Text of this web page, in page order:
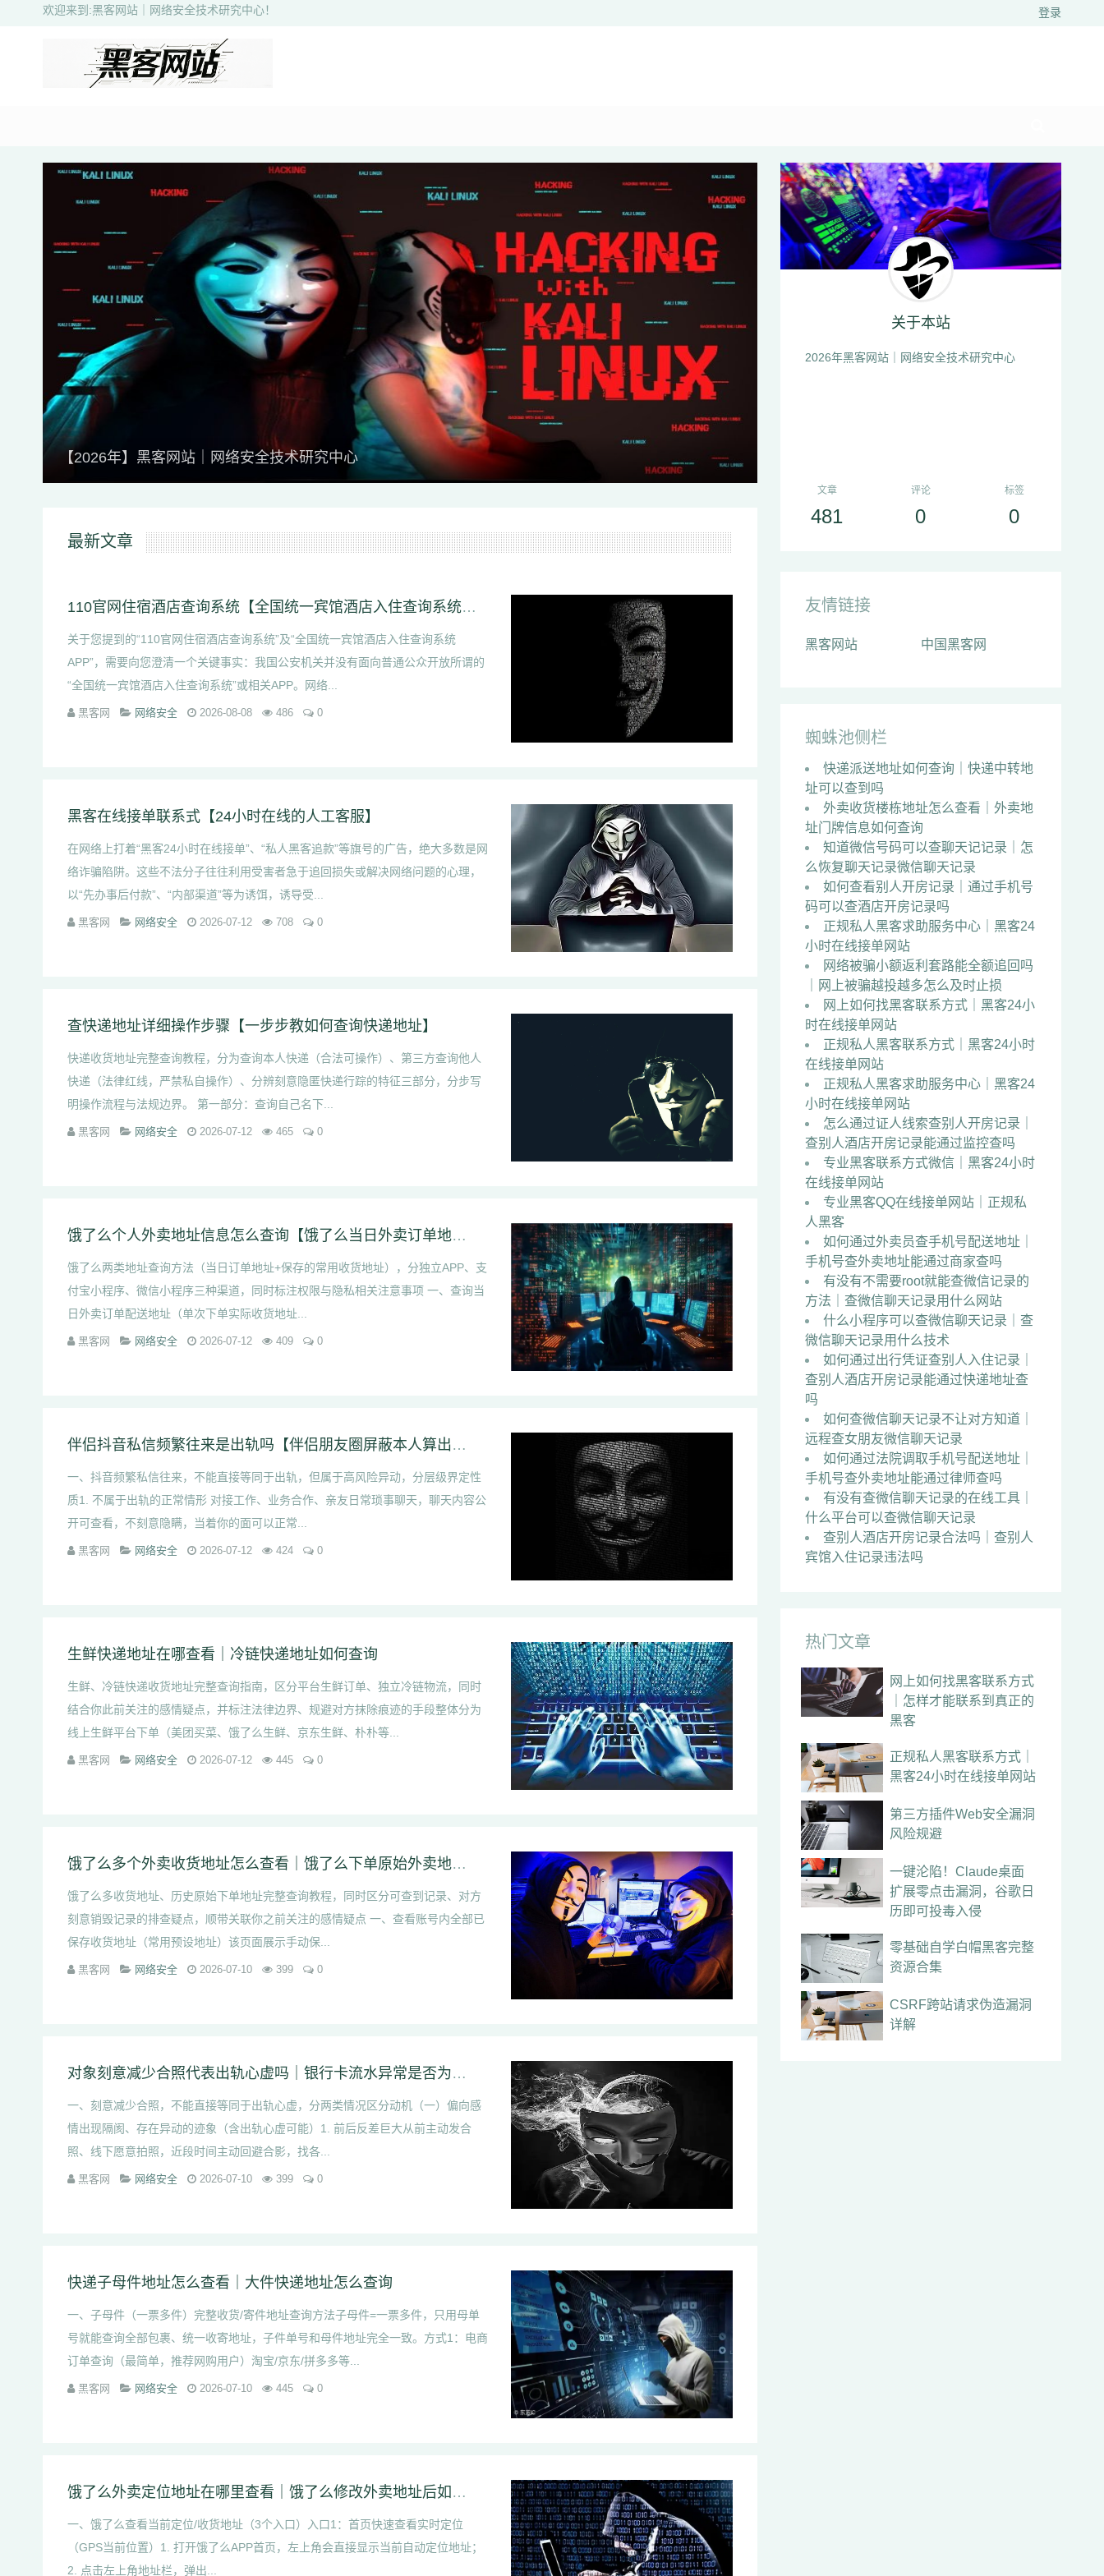
欢迎来到:黑客网站｜网络安全技术研究中心！ 登录
【2026年】黑客网站｜网络安全技术研究中心
最新文章
110官网住宿酒店查询系统【全国统一宾馆酒店入住查询系统APP】
关于您提到的“110官网住宿酒店查询系统”及“全国统一宾馆酒店入住查询系统
APP”，需要向您澄清一个关键事实：我国公安机关并没有面向普通公众开放所谓的
“全国统一宾馆酒店入住查询系统”或相关APP。网络...
黑客网 网络安全 2026-08-08 486 0
黑客在线接单联系式【24小时在线的人工客服】
在网络上打着“黑客24小时在线接单”、“私人黑客追款”等旗号的广告，绝大多数是网
络诈骗陷阱。这些不法分子往往利用受害者急于追回损失或解决网络问题的心理，
以“先办事后付款”、“内部渠道”等为诱饵，诱导受...
黑客网 网络安全 2026-07-12 708 0
查快递地址详细操作步骤【一步步教如何查询快递地址】
快递收货地址完整查询教程，分为查询本人快递（合法可操作）、第三方查询他人
快递（法律红线，严禁私自操作）、分辨刻意隐匿快递行踪的特征三部分，分步写
明操作流程与法规边界。 第一部分：查询自己名下...
黑客网 网络安全 2026-07-12 465 0
饿了么个人外卖地址信息怎么查询【饿了么当日外卖订单地址查看】
饿了么两类地址查询方法（当日订单地址+保存的常用收货地址），分独立APP、支
付宝小程序、微信小程序三种渠道，同时标注权限与隐私相关注意事项 一、查询当
日外卖订单配送地址（单次下单实际收货地址...
黑客网 网络安全 2026-07-12 409 0
伴侣抖音私信频繁往来是出轨吗【伴侣朋友圈屏蔽本人算出轨迹象吗】
一、抖音频繁私信往来，不能直接等同于出轨，但属于高风险异动，分层级界定性
质1. 不属于出轨的正常情形 对接工作、业务合作、亲友日常琐事聊天，聊天内容公
开可查看，不刻意隐瞒，当着你的面可以正常...
黑客网 网络安全 2026-07-12 424 0
生鲜快递地址在哪查看｜冷链快递地址如何查询
生鲜、冷链快递收货地址完整查询指南，区分平台生鲜订单、独立冷链物流，同时
结合你此前关注的感情疑点，并标注法律边界、规避对方抹除痕迹的手段整体分为
线上生鲜平台下单（美团买菜、饿了么生鲜、京东生鲜、朴朴等...
黑客网 网络安全 2026-07-12 445 0
饿了么多个外卖收货地址怎么查看｜饿了么下单原始外卖地址怎么查找
饿了么多收货地址、历史原始下单地址完整查询教程，同时区分可查到记录、对方
刻意销毁记录的排查疑点，顺带关联你之前关注的感情疑点 一、查看账号内全部已
保存收货地址（常用预设地址）该页面展示手动保...
黑客网 网络安全 2026-07-10 399 0
对象刻意减少合照代表出轨心虚吗｜银行卡流水异常是否为出轨开销
一、刻意减少合照，不能直接等同于出轨心虚，分两类情况区分动机（一）偏向感
情出现隔阂、存在异动的迹象（含出轨心虚可能）1. 前后反差巨大从前主动发合
照、线下愿意拍照，近段时间主动回避合影，找各...
黑客网 网络安全 2026-07-10 399 0
快递子母件地址怎么查看｜大件快递地址怎么查询
一、子母件（一票多件）完整收货/寄件地址查询方法子母件=一票多件，只用母单
号就能查询全部包裹、统一收寄地址，子件单号和母件地址完全一致。方式1：电商
订单查询（最简单，推荐网购用户）淘宝/京东/拼多多等...
黑客网 网络安全 2026-07-10 445 0
饿了么外卖定位地址在哪里查看｜饿了么修改外卖地址后如何查看原地址
一、饿了么查看当前定位/收货地址（3个入口）入口1：首页快速查看实时定位
（GPS当前位置）1. 打开饿了么APP首页，左上角会直接显示当前自动定位地址；
2. 点击左上角地址栏，弹出...
关于本站
2026年黑客网站｜网络安全技术研究中心
文章
481
评论
0
标签
0
友情链接
黑客网站 中国黑客网
蜘蛛池侧栏
快递派送地址如何查询｜快递中转地
址可以查到吗
外卖收货楼栋地址怎么查看｜外卖地
址门牌信息如何查询
知道微信号码可以查聊天记记录｜怎
么恢复聊天记录微信聊天记录
如何查看别人开房记录｜通过手机号
码可以查酒店开房记录吗
正规私人黑客求助服务中心｜黑客24
小时在线接单网站
网络被骗小额返利套路能全额追回吗
｜网上被骗越投越多怎么及时止损
网上如何找黑客联系方式｜黑客24小
时在线接单网站
正规私人黑客联系方式｜黑客24小时
在线接单网站
正规私人黑客求助服务中心｜黑客24
小时在线接单网站
怎么通过证人线索查别人开房记录｜
查别人酒店开房记录能通过监控查吗
专业黑客联系方式微信｜黑客24小时
在线接单网站
专业黑客QQ在线接单网站｜正规私
人黑客
如何通过外卖员查手机号配送地址｜
手机号查外卖地址能通过商家查吗
有没有不需要root就能查微信记录的
方法｜查微信聊天记录用什么网站
什么小程序可以查微信聊天记录｜查
微信聊天记录用什么技术
如何通过出行凭证查别人入住记录｜
查别人酒店开房记录能通过快递地址查
吗
如何查微信聊天记录不让对方知道｜
远程查女朋友微信聊天记录
如何通过法院调取手机号配送地址｜
手机号查外卖地址能通过律师查吗
有没有查微信聊天记录的在线工具｜
什么平台可以查微信聊天记录
查别人酒店开房记录合法吗｜查别人
宾馆入住记录违法吗
热门文章
网上如何找黑客联系方式
｜怎样才能联系到真正的
黑客
正规私人黑客联系方式｜
黑客24小时在线接单网站
第三方插件Web安全漏洞
风险规避
一键沦陷！Claude桌面
扩展零点击漏洞，谷歌日
历即可投毒入侵
零基础自学白帽黑客完整
资源合集
CSRF跨站请求伪造漏洞
详解